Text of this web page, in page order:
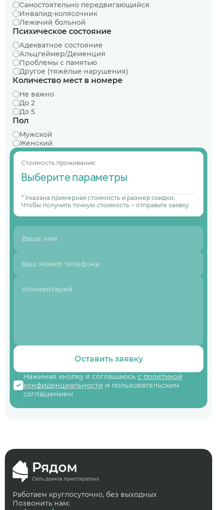
Самостоятельно передвигающийся
Инвалид-колясочник
Лежачий больной
Психическое состояние
Адекватное состояние
Альцгеймер/Деменция
Проблемы с памятью
Другое (тяжёлые нарушения)
Количество мест в номере
Не важно
До 2
До 5
Пол
Мужской
Женский
Стоимость проживания:
Выберите параметры
* Указана примерная стоимость и размер скидки.
Чтобы получить точную стоимость ‒ отправьте заявку
Оставить заявку
Нажимая кнопку я соглашаюсь с политикой
конфиденциальности и пользовательским
соглашением
Работаем круглосуточно, без выходных
Позвонить нам: